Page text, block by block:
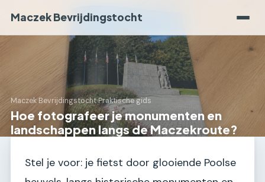
Maczek Bevrijdingstocht
Maczek Bevrijdingstocht›Praktische gids
Hoe fotografeer je monumenten en
landschappen langs de Maczekroute?
Stel je voor: je fietst door glooiende Poolse